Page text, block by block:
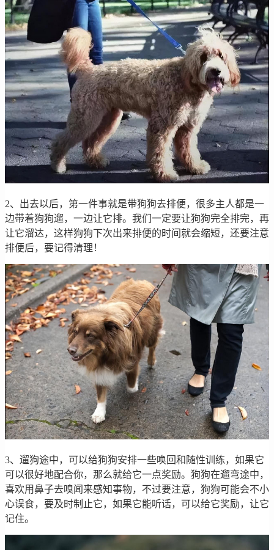
2、出去以后，第一件事就是带狗狗去排便，很多主人都是一
边带着狗狗遛，一边让它排。我们一定要让狗狗完全排完，再
让它溜达，这样狗狗下次出来排便的时间就会缩短，还要注意
排便后，要记得清理！
3、遛狗途中，可以给狗狗安排一些唤回和随性训练，如果它
可以很好地配合你，那么就给它一点奖励。狗狗在遛弯途中，
喜欢用鼻子去嗅闻来感知事物，不过要注意，狗狗可能会不小
心误食，要及时制止它，如果它能听话，可以给它奖励，让它
记住。